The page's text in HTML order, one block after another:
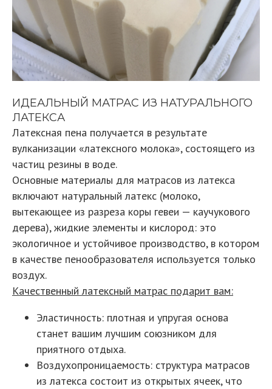
ИДЕАЛЬНЫЙ МАТРАС ИЗ НАТУРАЛЬНОГО
ЛАТЕКСА
Латексная пена получается в результате
вулканизации «латексного молока», состоящего из
частиц резины в воде.
Основные материалы для матрасов из латекса
включают натуральный латекс (молоко,
вытекающее из разреза коры гевеи — каучукового
дерева), жидкие элементы и кислород: это
экологичное и устойчивое производство, в котором
в качестве пенообразователя используется только
воздух.
Качественный латексный матрас подарит вам:
Эластичность: плотная и упругая основа
станет вашим лучшим союзником для
приятного отдыха.
Воздухопроницаемость: структура матрасов
из латекса состоит из открытых ячеек, что